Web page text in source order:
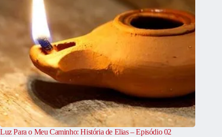
Luz Para o Meu Caminho: História de Elias – Episódio 02